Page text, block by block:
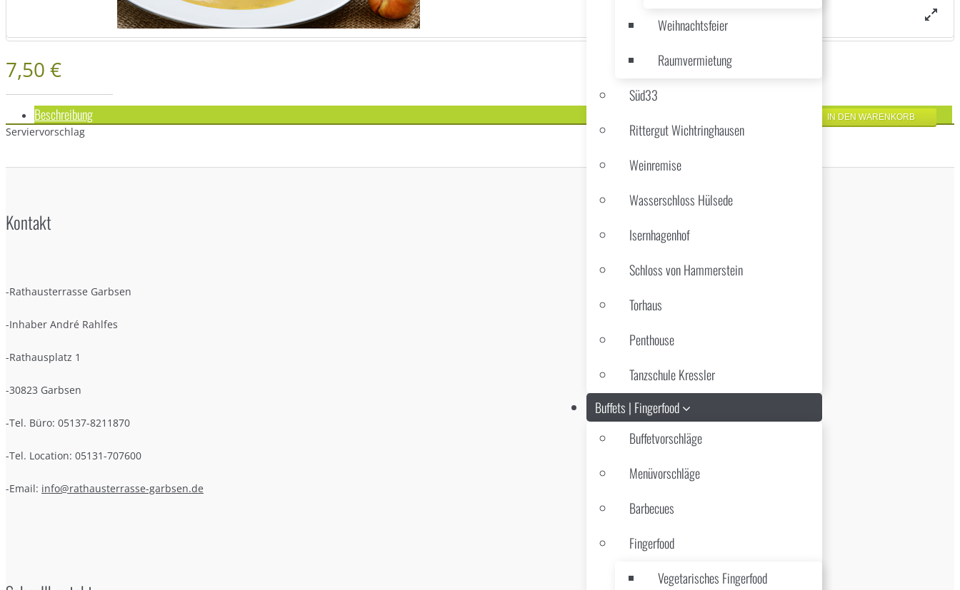
Weihnachtsfeier
Raumvermietung
Süd33
Rittergut Wichtringhausen
Weinremise
Wasserschloss Hülsede
Isernhagenhof
Schloss von Hammerstein
Torhaus
Penthouse
Tanzschule Kressler
Buffets | Fingerfood
Buffetvorschläge
Menüvorschläge
Barbecues
Fingerfood
Vegetarisches Fingerfood
7,50 €
Beschreibung
Serviervorschlag
Kontakt
-Rathausterrasse Garbsen
-Inhaber André Rahlfes
-Rathausplatz 1
-30823 Garbsen
-Tel. Büro: 05137-8211870
-Tel. Location: 05131-707600
-Email: info@rathausterrasse-garbsen.de